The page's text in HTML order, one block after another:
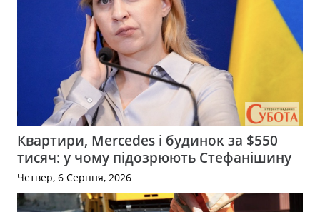
Квартири, Mercedes і будинок за $550
тисяч: у чому підозрюють Стефанішину
Четвер, 6 Серпня, 2026